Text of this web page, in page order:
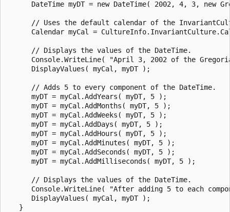
DateTime myDT = new DateTime( 2002, 4, 3, new
// Uses the default calendar of the
Calendar myCal =
      // Displays the values of the DateTime.
Console.WriteLine( "April 3, 2002 of the
      DisplayValues( myCal, myDT );
      // Adds 5 to every component of the DateTime.
      myDT = myCal.AddYears( myDT, 5 );
      myDT = myCal.AddMonths( myDT, 5 );
      myDT = myCal.AddWeeks( myDT, 5 );
      myDT = myCal.AddDays( myDT, 5 );
      myDT = myCal.AddHours( myDT, 5 );
      myDT = myCal.AddMinutes( myDT, 5 );
      myDT = myCal.AddSeconds( myDT, 5 );
      myDT = myCal.AddMilliseconds( myDT, 5 );
      // Displays the values of the DateTime.
Console.WriteLine( "After adding 5 to each
      DisplayValues( myCal, myDT );
   }